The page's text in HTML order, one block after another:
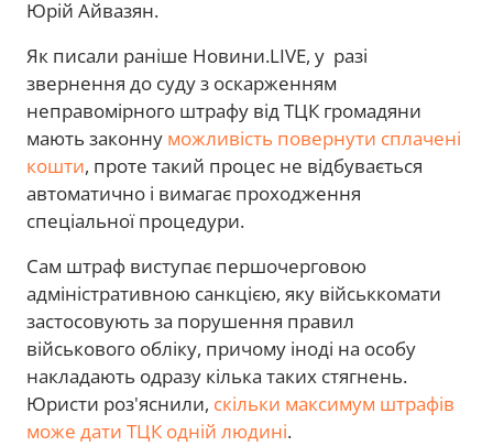
Юрій Айвазян.
Як писали раніше Новини.LIVE, у разі
звернення до суду з оскарженням
неправомірного штрафу від ТЦК громадяни
мають законну можливість повернути сплачені
кошти, проте такий процес не відбувається
автоматично і вимагає проходження
спеціальної процедури.
Сам штраф виступає першочерговою
адміністративною санкцією, яку військкомати
застосовують за порушення правил
військового обліку, причому іноді на особу
накладають одразу кілька таких стягнень.
Юристи роз'яснили, скільки максимум штрафів
може дати ТЦК одній людині.